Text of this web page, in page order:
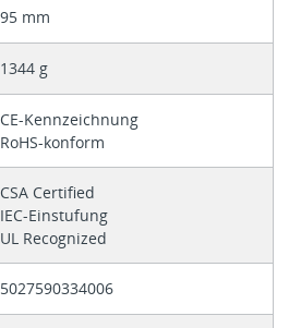
95 mm
1344 g
CE-Kennzeichnung
RoHS-konform
CSA Certified
IEC-Einstufung
UL Recognized
5027590334006